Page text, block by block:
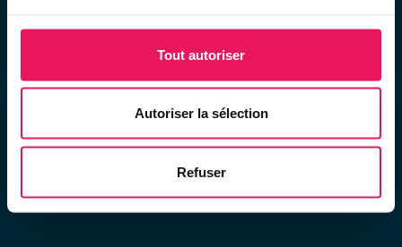
Tout autoriser
Autoriser la sélection
Refuser
Get your pass